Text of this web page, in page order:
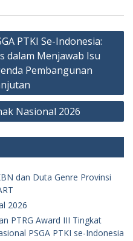
PTKI Se-Indonesia:
dalam Menjawab Isu
Pembangunan
Nasional 2026
dan Duta Genre Provinsi
2026
PTRG Award III Tingkat
PSGA PTKI se-Indonesia